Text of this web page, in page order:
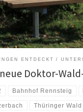
ENTDECKT
Doktor-
Bahnhof Rennsteig
Thüringer Wald